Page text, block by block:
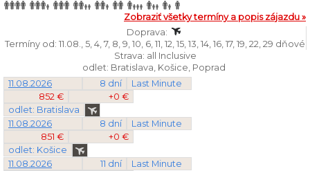
Zobraziť všetky termíny a popis zájazdu »
Doprava:
Termíny od: 11.08., 5, 4, 7, 8, 9, 10, 6, 11, 12, 15, 13, 14, 16, 17, 19, 22, 29 dňové
Strava: all Inclusive
odlet: Bratislava, Košice, Poprad
11.08.2026
8 dní
Last Minute
852 €
+0 €
odlet: Bratislava
11.08.2026
8 dní
Last Minute
851 €
+0 €
odlet: Košice
11.08.2026
11 dní
Last Minute